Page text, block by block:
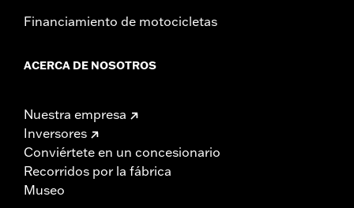
Financiamiento de motocicletas
ACERCA DE NOSOTROS
Nuestra empresa
Inversores
Conviértete en un concesionario
Recorridos por la fábrica
Museo